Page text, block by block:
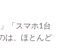
「スマホ1台
は、ほとんど